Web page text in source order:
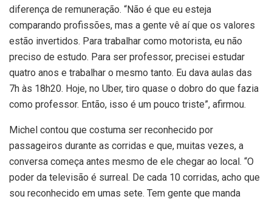
diferença de remuneração. “Não é que eu esteja
comparando profissões, mas a gente vê aí que os valores
estão invertidos. Para trabalhar como motorista, eu não
preciso de estudo. Para ser professor, precisei estudar
quatro anos e trabalhar o mesmo tanto. Eu dava aulas das
7h às 18h20. Hoje, no Uber, tiro quase o dobro do que fazia
como professor. Então, isso é um pouco triste”, afirmou.
Michel contou que costuma ser reconhecido por
passageiros durante as corridas e que, muitas vezes, a
conversa começa antes mesmo de ele chegar ao local. “O
poder da televisão é surreal. De cada 10 corridas, acho que
sou reconhecido em umas sete. Tem gente que manda